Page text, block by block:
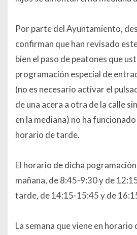
Por parte del Ayuntamiento,
confirman que han revisado
bien el paso de peatones que
programación especial de
(no es necesario activar el
de una acera a otra de la calle
en la mediana) no ha
horario de tarde.
El horario de dicha
mañana, de 8:45-9:30 y de
tarde, de 14:15-15:45 y de
La semana que viene en horario